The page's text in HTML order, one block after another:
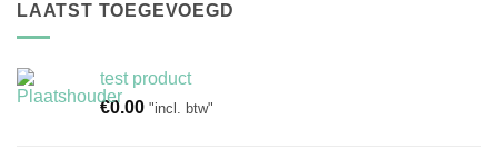
LAATST TOEGEVOEGD
test product
€0.00 "incl. btw"